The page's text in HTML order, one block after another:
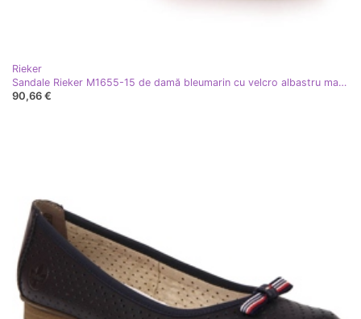
Rieker
Sandale Rieker M1655-15 de damă bleumarin cu velcro albastru marin
90,66 €